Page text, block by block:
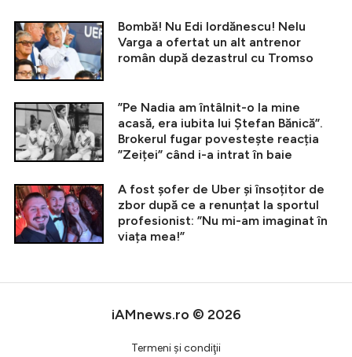
Bombă! Nu Edi Iordănescu! Nelu
Varga a ofertat un alt antrenor
român după dezastrul cu Tromso
”Pe Nadia am întâlnit-o la mine
acasă, era iubita lui Ștefan Bănică”.
Brokerul fugar povestește reacția
”Zeiței” când i-a intrat în baie
A fost șofer de Uber și însoțitor de
zbor după ce a renunțat la sportul
profesionist: ”Nu mi-am imaginat în
viața mea!”
iAMnews.ro © 2026
Termeni şi condiţii